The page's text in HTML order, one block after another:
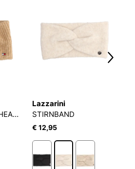
TH FLAG FLUFFY HEADBAND
Lazzarini
STIRNBAND
€ 12,95